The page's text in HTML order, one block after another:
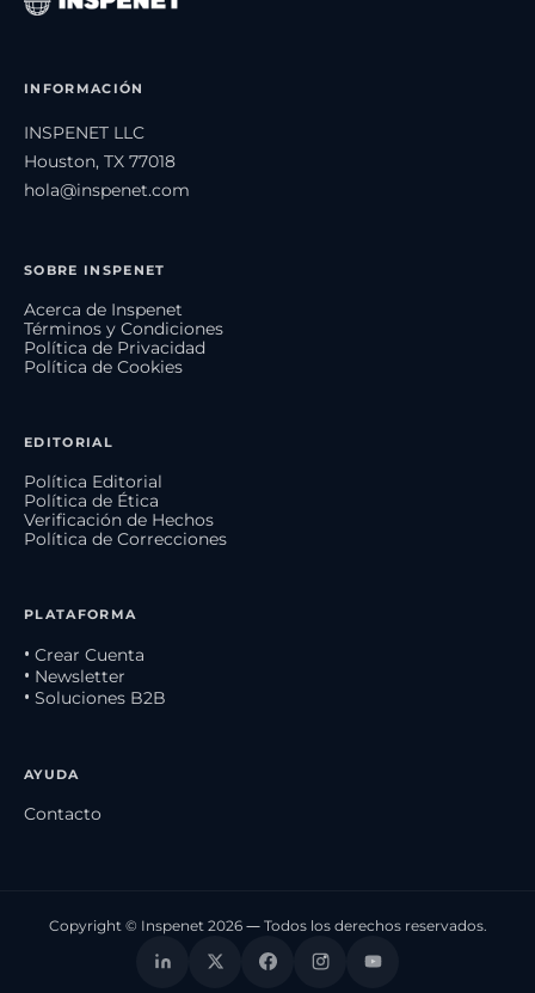
INFORMACIÓN
INSPENET LLC
Houston, TX 77018
hola@inspenet.com
SOBRE INSPENET
Acerca de Inspenet
Términos y Condiciones
Política de Privacidad
Política de Cookies
EDITORIAL
Política Editorial
Política de Ética
Verificación de Hechos
Política de Correcciones
PLATAFORMA
• Crear Cuenta
• Newsletter
• Soluciones B2B
AYUDA
Contacto
Copyright © Inspenet 2026 — Todos los derechos reservados.